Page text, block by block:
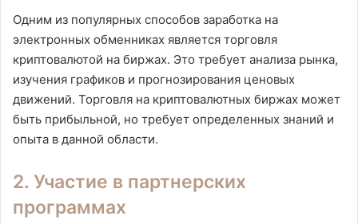
Одним из популярных способов заработка на
электронных обменниках является торговля
криптовалютой на биржах. Это требует анализа рынка,
изучения графиков и прогнозирования ценовых
движений. Торговля на криптовалютных биржах может
быть прибыльной, но требует определенных знаний и
опыта в данной области.
2. Участие в партнерских
программах